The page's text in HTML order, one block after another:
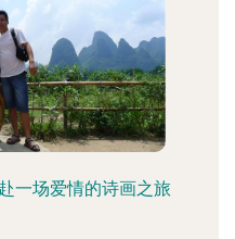
一场爱情的诗画之旅